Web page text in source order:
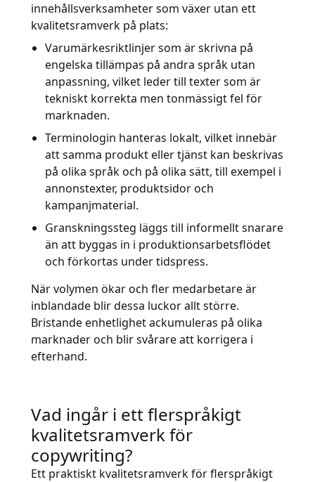
innehållsverksamheter som växer utan ett
kvalitetsramverk på plats:
Varumärkesriktlinjer som är skrivna på
engelska tillämpas på andra språk utan
anpassning, vilket leder till texter som är
tekniskt korrekta men tonmässigt fel för
marknaden.
Terminologin hanteras lokalt, vilket innebär
att samma produkt eller tjänst kan beskrivas
på olika språk och på olika sätt, till exempel i
annonstexter, produktsidor och
kampanjmaterial.
Granskningssteg läggs till informellt snarare
än att byggas in i produktionsarbetsflödet
och förkortas under tidspress.
När volymen ökar och fler medarbetare är
inblandade blir dessa luckor allt större.
Bristande enhetlighet ackumuleras på olika
marknader och blir svårare att korrigera i
efterhand.
Vad ingår i ett flerspråkigt
kvalitetsramverk för
copywriting?
Ett praktiskt kvalitetsramverk för flerspråkigt